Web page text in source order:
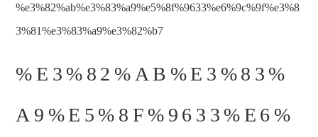
%e3%82%ab%e3%83%a9%e5%8f%9633%e6%9c%9f%e3%8
3%81%e3%83%a9%e3%82%b7
%E3%82%AB%E3%83%
A9%E5%8F%9633%E6%